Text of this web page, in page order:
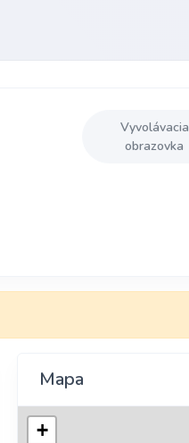
Vyvolávacia
obrazovka
Mapa
+